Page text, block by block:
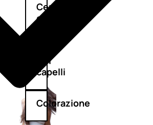
Cera
e
Gel
capelli
Colorazione